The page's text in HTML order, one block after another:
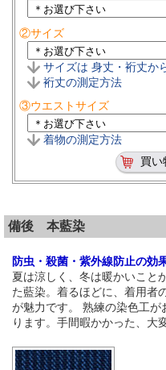
②サイズ
サイズは 身丈・裄丈か
裄丈の測定方法
③ウエストサイズ
着物の測定方法
備後 本藍染
防虫・殺菌・紫外線防止の効
夏は涼しく、冬は暖かいこと
た藍染。着るほどに、着用者
が魅力です。 熟練の染色工
ります。手間暇かかった、大